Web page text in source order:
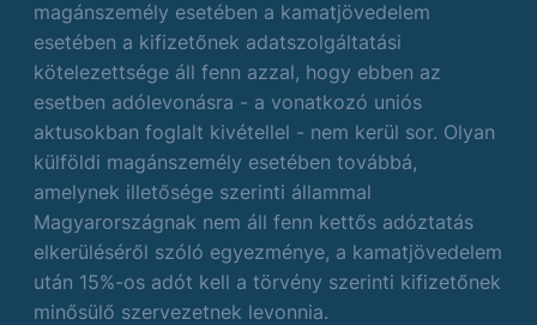
magánszemély esetében a kamatjövedelem
esetében a kifizetőnek adatszolgáltatási
kötelezettsége áll fenn azzal, hogy ebben az
esetben adólevonásra - a vonatkozó uniós
aktusokban foglalt kivétellel - nem kerül sor. Olyan
külföldi magánszemély esetében továbbá,
amelynek illetősége szerinti állammal
Magyarországnak nem áll fenn kettős adóztatás
elkerüléséről szóló egyezménye, a kamatjövedelem
után 15%-os adót kell a törvény szerinti kifizetőnek
minősülő szervezetnek levonnia.